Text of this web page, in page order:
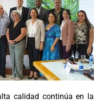
calidad continúa en la